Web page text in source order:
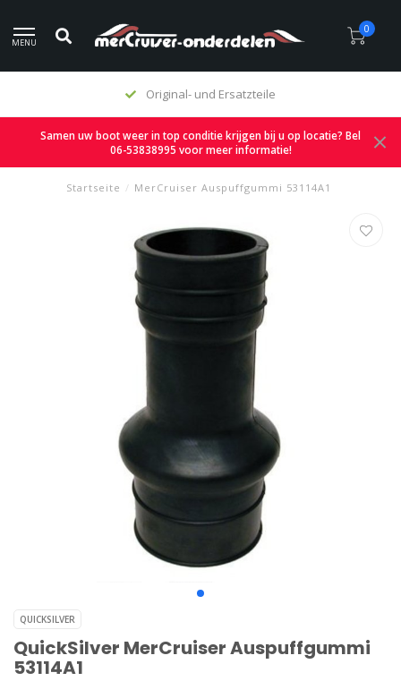
MENU
0
Original- und Ersatzteile
Samen uw boot weer in top conditie krijgen bij u op locatie? Bel
06-53838995 voor meer informatie!
Startseite / MerCruiser Auspuffgummi 53114A1
QUICKSILVER
QuickSilver MerCruiser Auspuffgummi
53114A1